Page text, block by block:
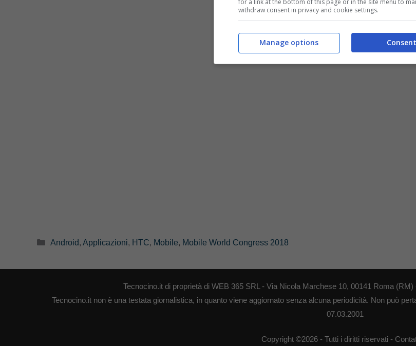
Categorie
Android, Applicazioni, HTC, Mobile, Mobile World Congress 2018
Tecnocino.it di proprietà di WEB 365 SRL - Via Nicola Marchese 10, 00141 Roma
Tecnocino.it non è una testata giornalistica, in quanto viene aggiornato senza alcuna periodicità. Non può
07.03.2001
Copyright ©2026 - Tutti i diritti riservati -
for a link at the bottom of this page or in the site menu to
withdraw consent in privacy and cookie settings.
Consent
Manage options